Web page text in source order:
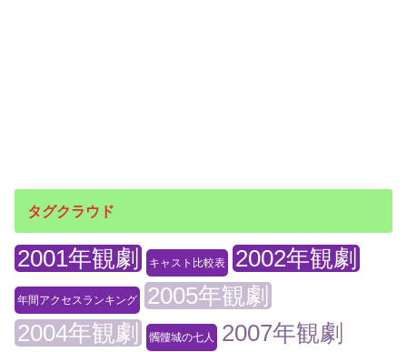
タグクラウド
2001年観劇 キャスト比較表 2002年観劇
年間アクセスランキング
2005年観劇
2004年観劇
髑髏城の七人
2007年観劇